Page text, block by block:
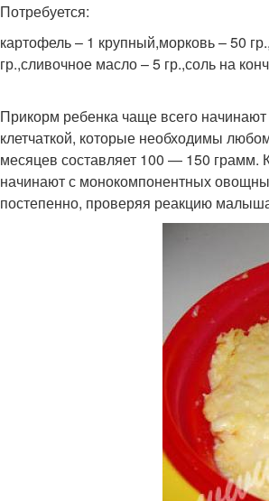
Потребуется:
картофель – 1 крупный,морковь – 50
гр.,сливочное масло – 5 гр.,соль на
Прикорм ребенка чаще всего
клетчаткой, которые необходимы
месяцев составляет 100 — 150
начинают с монокомпонентных
постепенно, проверяя реакцию